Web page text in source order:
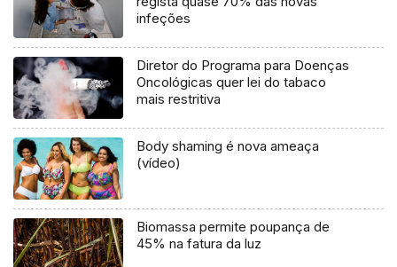
infeções
Diretor do Programa para Doenças
Oncológicas quer lei do tabaco
mais restritiva
Body shaming é nova ameaça
(vídeo)
Biomassa permite poupança de
45% na fatura da luz